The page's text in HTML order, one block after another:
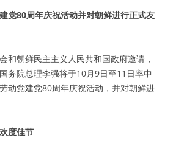
党80周年庆祝活动并对朝鲜进行正式友
和朝鲜民主主义人民共和国政府邀请，
务院总理李强将于10月9日至11日率中
动党建党80周年庆祝活动，并对朝鲜进
度佳节